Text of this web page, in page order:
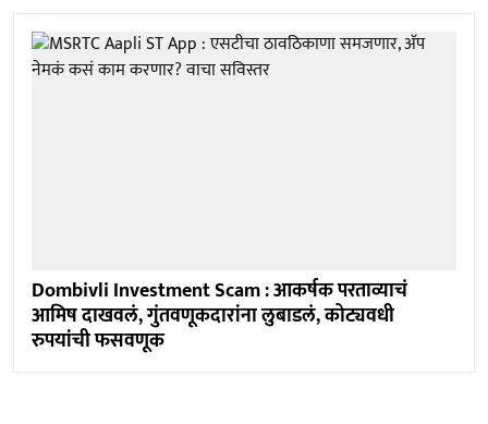
Dombivli Investment Scam : आकर्षक परताव्याचं
आमिष दाखवलं, गुंतवणूकदारांना लुबाडलं, कोट्यवधी
रुपयांची फसवणूक